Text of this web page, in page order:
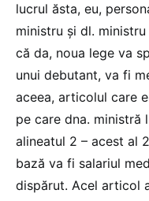
lucrul ăsta, eu,
ministru și dl.
că da, noua lege va
unui debutant, va fi
aceea, articolul care
pe care dna. ministră
alineatul 2 – acest al
bază va fi salariul
dispărut. Acel articol